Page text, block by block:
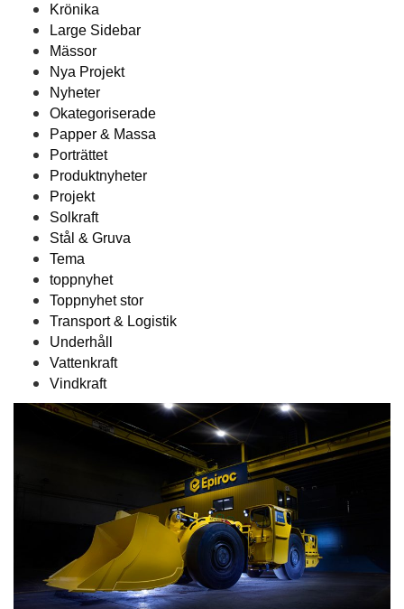
Krönika
Large Sidebar
Mässor
Nya Projekt
Nyheter
Okategoriserade
Papper & Massa
Porträttet
Produktnyheter
Projekt
Solkraft
Stål & Gruva
Tema
toppnyhet
Toppnyhet stor
Transport & Logistik
Underhåll
Vattenkraft
Vindkraft